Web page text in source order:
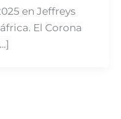
en Jeffreys
El Corona